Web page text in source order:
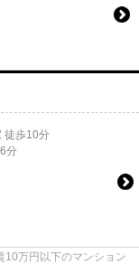
徒歩10分
分
10万円以下のマンション